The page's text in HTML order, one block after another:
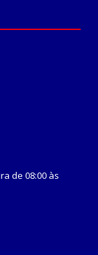
de 08:00 às